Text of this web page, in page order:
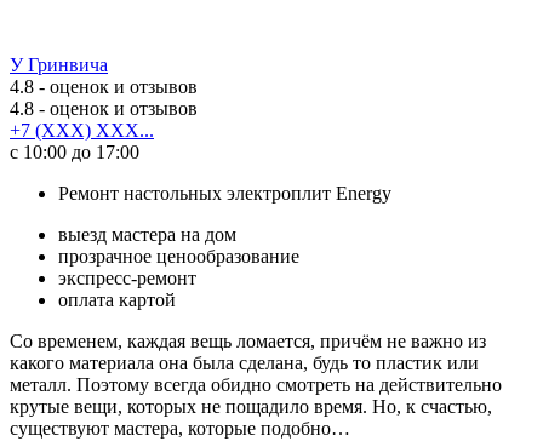
У Гринвича
4.8 - оценок и отзывов
4.8 - оценок и отзывов
+7 (XXX) XXX...
с 10:00 до 17:00
Ремонт настольных электроплит Energy
выезд мастера на дом
прозрачное ценообразование
экспресс-ремонт
оплата картой
Со временем, каждая вещь ломается, причём не важно из
какого материала она была сделана, будь то пластик или
металл. Поэтому всегда обидно смотреть на действительно
крутые вещи, которых не пощадило время. Но, к счастью,
существуют мастера, которые подобно…